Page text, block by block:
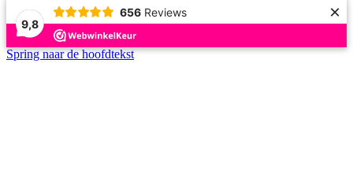
9,8
656 Reviews ×
Spring naar de hoofdtekst